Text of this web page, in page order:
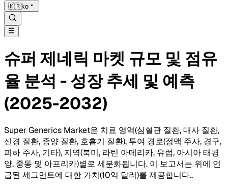
🇰🇷ko
슈퍼 제네릭 마켓 규모 및 점유
율 분석 - 성장 추세 및 예측
(2025-2032)
Super Generics Market은 치료 영역(심혈관 질환, 대사 질환,
신경 질환, 종양 질환, 호흡기 질환), 투여 경로(정맥 주사, 경구,
피하 주사, 기타), 지역(북미, 라틴 아메리카, 유럽, 아시아 태평
양, 중동 및 아프리카)별로 세분화됩니다. 이 보고서는 위에 언
급된 세그먼트에 대한 가치(10억 달러)를 제공합니다..